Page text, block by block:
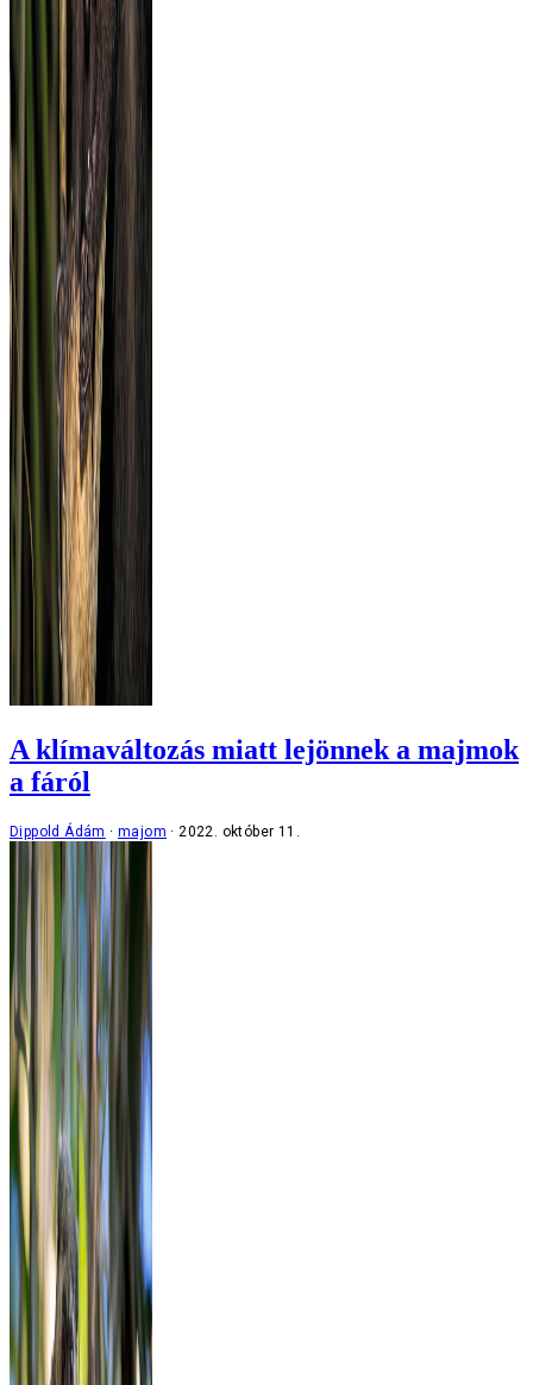
A klímaváltozás miatt lejönnek a majmok
a fáról
Dippold Ádám majom 2022. október 11.